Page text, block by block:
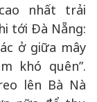
nhất trải
tới Đà Nẵng:
ở giữa mây
khó quên”.
lên Bà Nà